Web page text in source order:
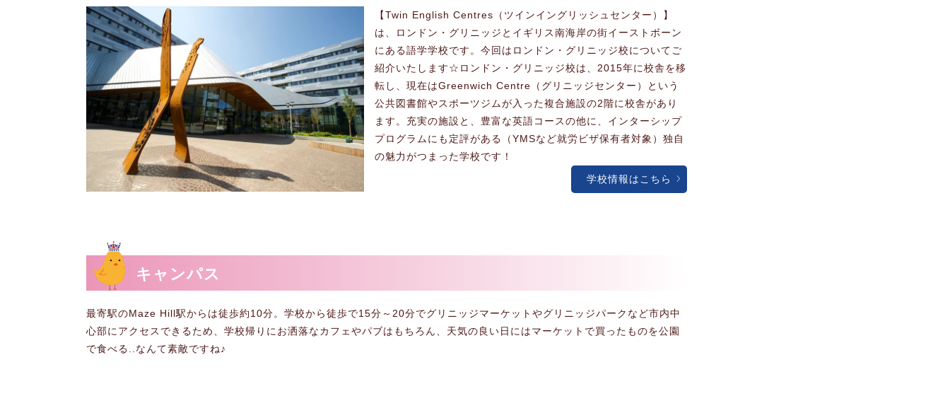
【Twin English Centres（ツインイングリッシュセンター）】
は、ロンドン・グリニッジとイギリス南海岸の街イーストボーン
にある語学学校です。今回はロンドン・グリニッジ校についてご
紹介いたします☆ロンドン・グリニッジ校は、2015年に校舎を移
転し、現在はGreenwich Centre（グリニッジセンター）という
公共図書館やスポーツジムが入った複合施設の2階に校舎があり
ます。充実の施設と、豊富な英語コースの他に、インターシップ
プログラムにも定評がある（YMSなど就労ビザ保有者対象）独自
の魅力がつまった学校です！
学校情報はこちら
キャンパス
最寄駅のMaze Hill駅からは徒歩約10分。学校から徒歩で15分～20分でグリニッジマーケットやグリニッジパークなど市内中
心部にアクセスできるため、学校帰りにお洒落なカフェやパブはもちろん、天気の良い日にはマーケットで買ったものを公園
で食べる..なんて素敵ですね♪